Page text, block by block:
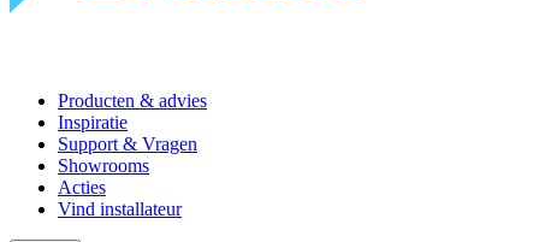
Producten & advies
Inspiratie
Support & Vragen
Showrooms
Acties
Vind installateur